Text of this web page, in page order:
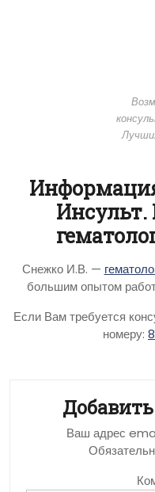
Инсульт.
Снежко И.В. —
большим опытом
Если Вам требуется
номеру:
Ваш адрес